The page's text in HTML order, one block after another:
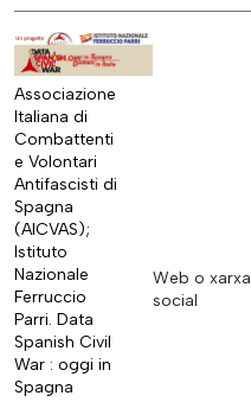
Associazione
Italiana di
Combattenti
e Volontari
Antifascisti di
Spagna
(AICVAS);
Istituto
Nazionale
Ferruccio
Parri. Data
Spanish Civil
War : oggi in
Spagna
Web o xarxa
social